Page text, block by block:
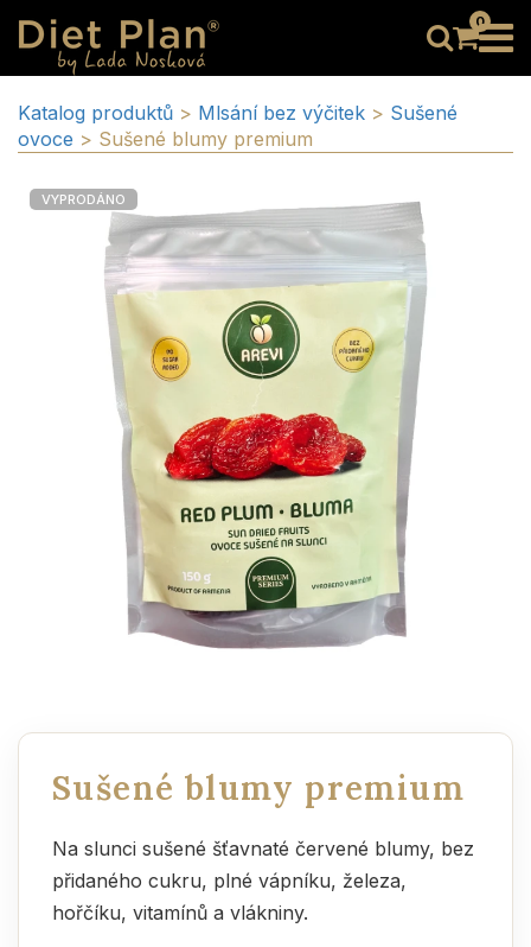
0
Katalog produktů > Mlsání bez výčitek > Sušené
ovoce > Sušené blumy premium
VYPRODÁNO
Sušené blumy premium
Na slunci sušené šťavnaté červené blumy, bez
přidaného cukru, plné vápníku, železa,
hořčíku, vitamínů a vlákniny.